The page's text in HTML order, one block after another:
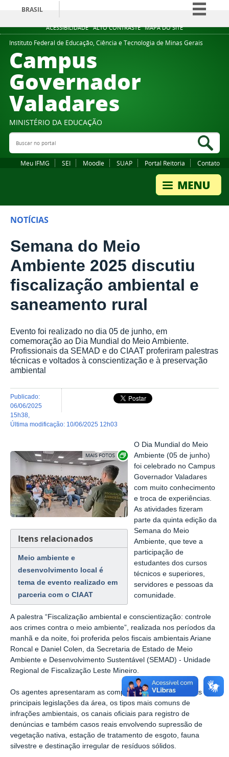
ACESSIBILIDADE ALTO CONTRASTE MAPA DO SITE
BRASIL
Simplifique!
Comunica BR
Instituto Federal de Educação, Ciência e Tecnologia de Minas Gerais
Campus
Governador
Valadares
MINISTÉRIO DA EDUCAÇÃO
Buscar no portal
Meu IFMG SEI Moodle SUAP Portal Reitoria Contato
NOTÍCIAS
Semana do Meio
Ambiente 2025 discutiu
fiscalização ambiental e
saneamento rural
Evento foi realizado no dia 05 de junho, em
comemoração ao Dia Mundial do Meio Ambiente.
Profissionais da SEMAD e do CIAAT proferiram palestras
técnicas e voltados à conscientização e à preservação
ambiental
publicado:
06/06/2025
15h38
última modificação: 10/06/2025 12h03
Exibir carrossel de imagens
Itens relacionados
Meio ambiente e
desenvolvimento local é
tema de evento realizado em
parceria com o CIAAT
O Dia Mundial do Meio
Ambiente (05 de junho)
foi celebrado no Campus
Governador Valadares
com muito conhecimento
e troca de experiências.
As atividades fizeram
parte da quinta edição da
Semana do Meio
Ambiente, que teve a
participação de
estudantes dos cursos
técnicos e superiores,
servidores e pessoas da
comunidade.
A palestra “Fiscalização ambiental e conscientização: controle
aos crimes contra o meio ambiente”, realizada nos períodos da
manhã e da noite, foi proferida pelos fiscais ambientais Ariane
Roncal e Daniel Colen, da Secretaria de Estado de Meio
Ambiente e Desenvolvimento Sustentável (SEMAD) - Unidade
Regional de Fiscalização Leste Mineiro.
Os agentes apresentaram as competências da unidade, as
principais legislações da área, os tipos mais comuns de
infrações ambientais, os canais oficiais para registro de
denúncias e também casos reais envolvendo supressão de
vegetação nativa, estação de tratamento de esgoto, fauna
silvestre e destinação irregular de resíduos sólidos.